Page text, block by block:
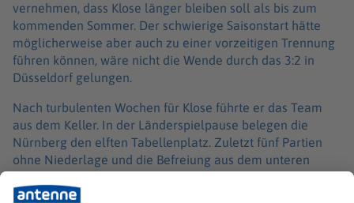
vernehmen, dass Klose länger bleiben soll als bis zum
kommenden Sommer. Der schwierige Saisonstart hätte
möglicherweise aber auch zu einer vorzeitigen Trennung
führen können, wäre nicht die Wende durch das 3:2 in
Düsseldorf gelungen.
Nach turbulenten Wochen für Klose führte er das Team
aus dem Keller. In der Länderspielpause belegen die
Nürnberg den elften Tabellenplatz. Zuletzt fünf Partien
ohne Niederlage und die Befreiung aus dem unteren
Nationalspielers.